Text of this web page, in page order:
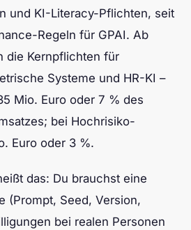
und KI-Literacy-Pflichten, seit
Regeln für GPAI. Ab
die Kernpflichten für
Systeme und HR-KI –
Mio. Euro oder 7 % des
bei Hochrisiko-
Euro oder 3 %.
das: Du brauchst eine
(Prompt, Seed, Version,
bei realen Personen